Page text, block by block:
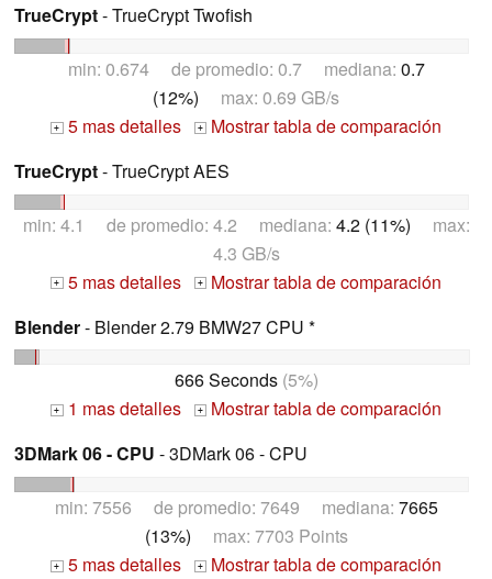
TrueCrypt- TrueCrypt Twofish
min: 0.674 de promedio: 0.7 mediana: 0.7
(12%) max: 0.69 GB/s
+ 5 mas detalles +
Mostrar tabla de comparación
TrueCrypt- TrueCrypt AES
min: 4.1 de promedio: 4.2 mediana: 4.2 (11%) max:
4.3 GB/s
+ 5 mas detalles +
Mostrar tabla de comparación
Blender- Blender 2.79 BMW27 CPU *
666 Seconds(5%)
+ 1 mas detalles +
Mostrar tabla de comparación
3DMark 06 - CPU - 3DMark 06 - CPU
min: 7556 de promedio: 7649 mediana: 7665
(13%) max: 7703 Points
+ 5 mas detalles +
Mostrar tabla de comparación